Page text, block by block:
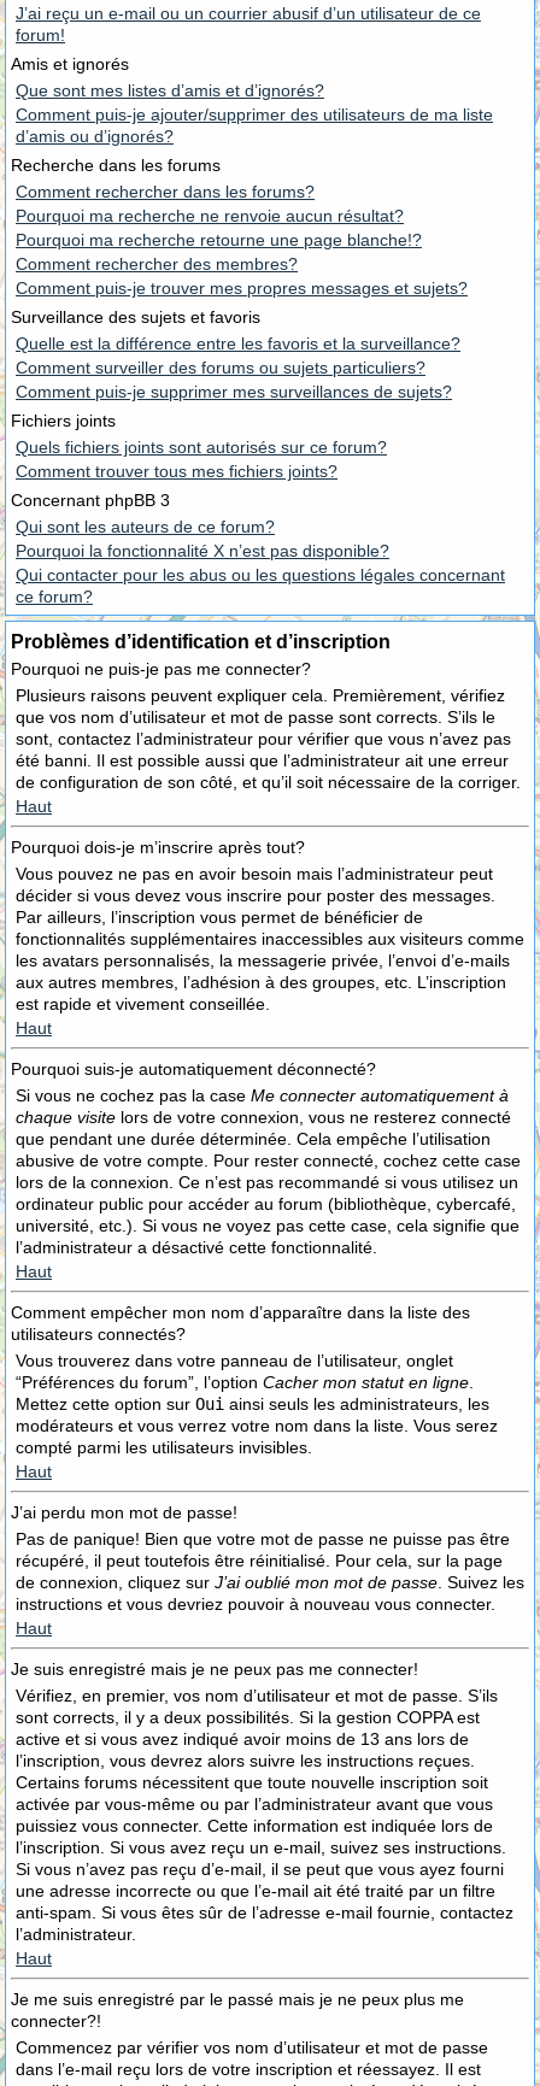
J’ai reçu un e-mail ou un courrier abusif d’un utilisateur de ce
forum!
Amis et ignorés
Que sont mes listes d’amis et d’ignorés?
Comment puis-je ajouter/supprimer des utilisateurs de ma liste
d’amis ou d’ignorés?
Recherche dans les forums
Comment rechercher dans les forums?
Pourquoi ma recherche ne renvoie aucun résultat?
Pourquoi ma recherche retourne une page blanche!?
Comment rechercher des membres?
Comment puis-je trouver mes propres messages et sujets?
Surveillance des sujets et favoris
Quelle est la différence entre les favoris et la surveillance?
Comment surveiller des forums ou sujets particuliers?
Comment puis-je supprimer mes surveillances de sujets?
Fichiers joints
Quels fichiers joints sont autorisés sur ce forum?
Comment trouver tous mes fichiers joints?
Concernant phpBB 3
Qui sont les auteurs de ce forum?
Pourquoi la fonctionnalité X n’est pas disponible?
Qui contacter pour les abus ou les questions légales concernant
ce forum?
Problèmes d’identification et d’inscription
Pourquoi ne puis-je pas me connecter?
Plusieurs raisons peuvent expliquer cela. Premièrement, vérifiez
que vos nom d’utilisateur et mot de passe sont corrects. S’ils le
sont, contactez l’administrateur pour vérifier que vous n’avez pas
été banni. Il est possible aussi que l’administrateur ait une erreur
de configuration de son côté, et qu’il soit nécessaire de la corriger.
Haut
Pourquoi dois-je m’inscrire après tout?
Vous pouvez ne pas en avoir besoin mais l’administrateur peut
décider si vous devez vous inscrire pour poster des messages.
Par ailleurs, l’inscription vous permet de bénéficier de
fonctionnalités supplémentaires inaccessibles aux visiteurs comme
les avatars personnalisés, la messagerie privée, l’envoi d’e-mails
aux autres membres, l’adhésion à des groupes, etc. L’inscription
est rapide et vivement conseillée.
Haut
Pourquoi suis-je automatiquement déconnecté?
Si vous ne cochez pas la case Me connecter automatiquement à
chaque visite lors de votre connexion, vous ne resterez connecté
que pendant une durée déterminée. Cela empêche l’utilisation
abusive de votre compte. Pour rester connecté, cochez cette case
lors de la connexion. Ce n’est pas recommandé si vous utilisez un
ordinateur public pour accéder au forum (bibliothèque, cybercafé,
université, etc.). Si vous ne voyez pas cette case, cela signifie que
l’administrateur a désactivé cette fonctionnalité.
Haut
Comment empêcher mon nom d’apparaître dans la liste des
utilisateurs connectés?
Vous trouverez dans votre panneau de l’utilisateur, onglet
“Préférences du forum”, l’option Cacher mon statut en ligne
Mettez cette option sur Oui ainsi seuls les administrateurs, les
modérateurs et vous verrez votre nom dans la liste. Vous serez
compté parmi les utilisateurs invisibles.
Haut
J’ai perdu mon mot de passe!
Pas de panique! Bien que votre mot de passe ne puisse pas être
récupéré, il peut toutefois être réinitialisé. Pour cela, sur la page
de connexion, cliquez sur J’ai oublié mon mot de passe . Suivez les
instructions et vous devriez pouvoir à nouveau vous connecter.
Haut
Je suis enregistré mais je ne peux pas me connecter!
Vérifiez, en premier, vos nom d’utilisateur et mot de passe. S’ils
sont corrects, il y a deux possibilités. Si la gestion COPPA est
active et si vous avez indiqué avoir moins de 13 ans lors de
l’inscription, vous devrez alors suivre les instructions reçues.
Certains forums nécessitent que toute nouvelle inscription soit
activée par vous-même ou par l’administrateur avant que vous
puissiez vous connecter. Cette information est indiquée lors de
l’inscription. Si vous avez reçu un e-mail, suivez ses instructions.
Si vous n’avez pas reçu d’e-mail, il se peut que vous ayez fourni
une adresse incorrecte ou que l’e-mail ait été traité par un filtre
anti-spam. Si vous êtes sûr de l’adresse e-mail fournie, contactez
l’administrateur.
Haut
Je me suis enregistré par le passé mais je ne peux plus me
connecter?!
Commencez par vérifier vos nom d’utilisateur et mot de passe
dans l’e-mail reçu lors de votre inscription et réessayez. Il est